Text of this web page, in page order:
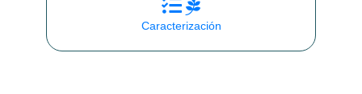
Caracterización